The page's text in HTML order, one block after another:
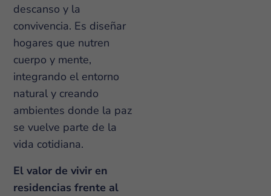
descanso y la
convivencia. Es diseñar
hogares que nutren
cuerpo y mente,
integrando el entorno
natural y creando
ambientes donde la paz
se vuelve parte de la
vida cotidiana.
El valor de vivir en
residencias frente al